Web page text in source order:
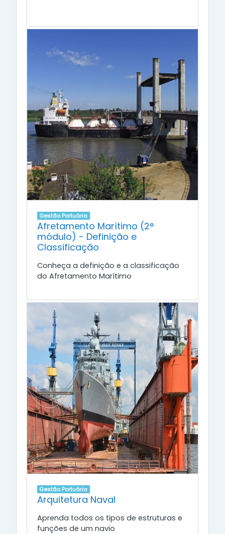
Gestão Portuária
Afretamento Marítimo (2°
módulo) - Definição e
Classificação
Conheça a definição e a classificação
do Afretamento Marítimo
Gestão Portuária
Arquitetura Naval
Aprenda todos os tipos de estruturas e
funções de um navio